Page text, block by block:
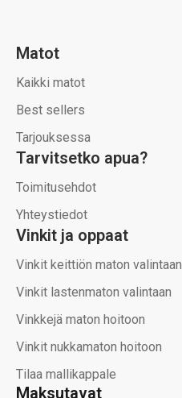
Maksutavat
Matot
Kaikki matot
Best sellers
Tarjouksessa
Tarvitsetko apua?
Toimitusehdot
Yhteystiedot
Vinkit ja oppaat
Vinkit keittiön maton valintaan
Vinkit lastenmaton valintaan
Vinkkejä maton hoitoon
Vinkit nukkamaton hoitoon
Tilaa mallikappale